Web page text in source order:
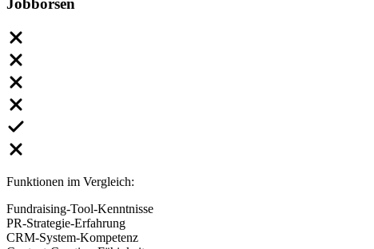
Jobbörsen
Funktionen im Vergleich:
Fundraising-Tool-Kenntnisse
PR-Strategie-Erfahrung
CRM-System-Kompetenz